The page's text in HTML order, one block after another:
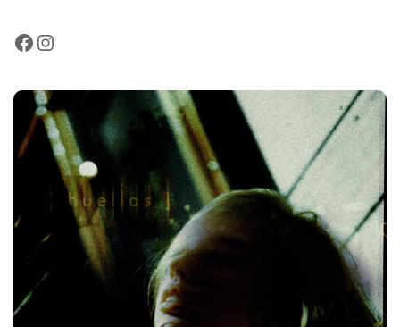
Facebook
Instagram